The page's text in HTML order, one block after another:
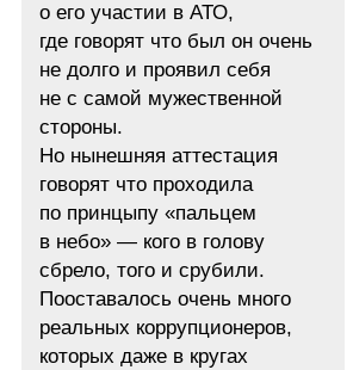
о его участии в АТО,
где говорят что был он очень
не долго и проявил себя
не с самой мужественной
стороны.
Но нынешняя аттестация
говорят что проходила
по принцыпу «пальцем
в небо» — кого в голову
сбрело, того и срубили.
Пооставалось очень много
реальных коррупционеров,
которых даже в кругах